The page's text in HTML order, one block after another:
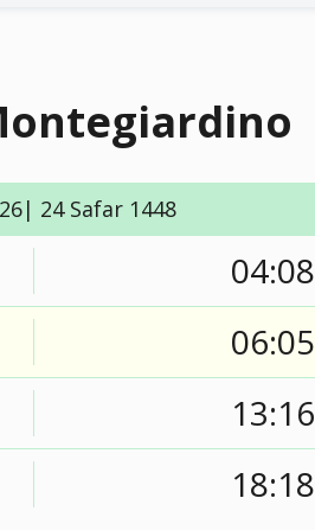
24 Safar 1448
04:08
06:05
13:16
18:18